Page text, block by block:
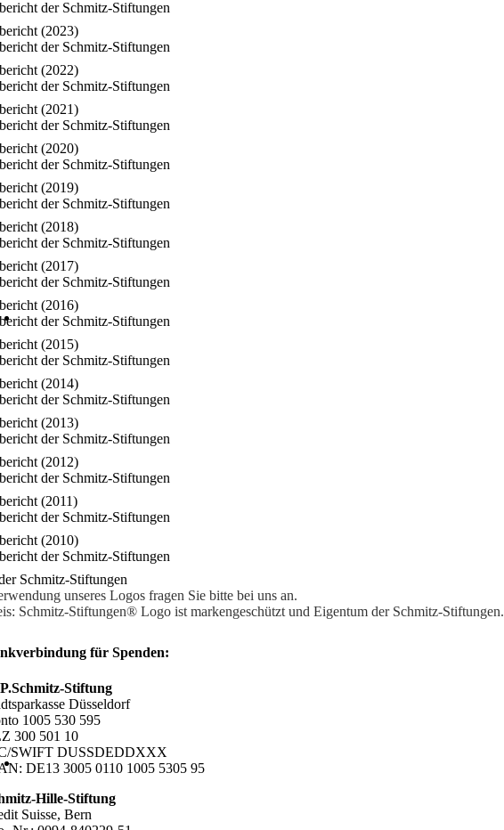
der Schmitz-Stiftungen
(2023)
der Schmitz-Stiftungen
(2022)
der Schmitz-Stiftungen
(2021)
der Schmitz-Stiftungen
(2020)
der Schmitz-Stiftungen
(2019)
der Schmitz-Stiftungen
(2018)
der Schmitz-Stiftungen
(2017)
der Schmitz-Stiftungen
(2016)
der Schmitz-Stiftungen
(2015)
der Schmitz-Stiftungen
(2014)
der Schmitz-Stiftungen
(2013)
der Schmitz-Stiftungen
(2012)
der Schmitz-Stiftungen
(2011)
der Schmitz-Stiftungen
(2010)
der Schmitz-Stiftungen
Schmitz-Stiftungen
unseres Logos fragen Sie bitte bei uns an.
Schmitz-Stiftungen® Logo ist markengeschützt und Eigentum der Schmitz-Stiftungen.
für Spenden:
Stiftung
Düsseldorf
1005 530 595
300 501 10
SWIFT DUSSDEDDXXX
DE13 3005 0110 1005 5305 95
Hille-Stiftung
Suisse, Bern